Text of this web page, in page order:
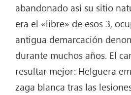
abandonado así su sitio
era el «libre» de esos 3,
antigua demarcación
durante muchos años. El
resultar mejor: Helguera
zaga blanca tras las